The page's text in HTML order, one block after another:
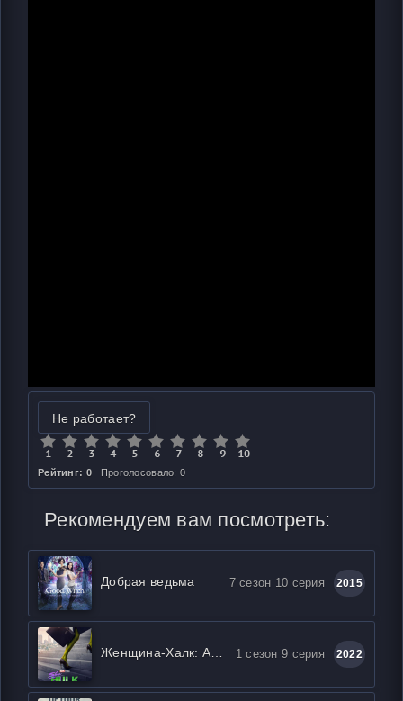
Не работает?
Рейтинг: 0 Проголосовало: 0
Рекомендуем вам посмотреть:
Добрая ведьма 7 сезон 10 серия 2015
1 сезон 9 серия 2022